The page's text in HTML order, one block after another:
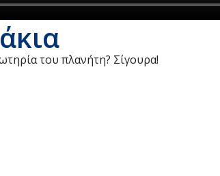
του πλανήτη? Σίγουρα!